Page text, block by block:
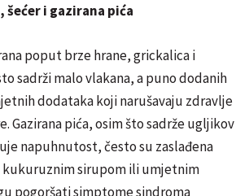
šećer i gazirana pića
poput brze hrane, grickalica i
sadrži malo vlakana, a puno dodanih
dodataka koji narušavaju zdravlje
Gazirana pića, osim što sadrže ugljikov
napuhnutost, često su zaslađena
sirupom ili umjetnim
pogoršati simptome sindroma